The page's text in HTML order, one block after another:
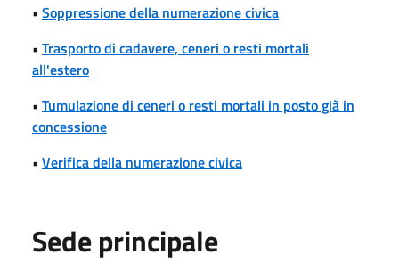
• Soppressione della numerazione civica
• Trasporto di cadavere, ceneri o resti mortali
all'estero
• Tumulazione di ceneri o resti mortali in posto già in
concessione
• Verifica della numerazione civica
Sede principale